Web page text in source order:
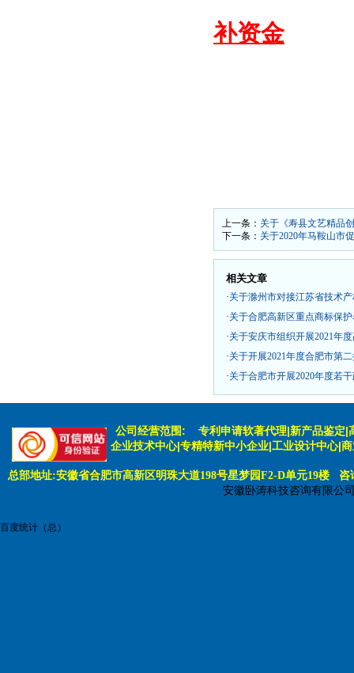
补资金
上一条： 关于《寿县文艺精品
下一条： 关于2020年马鞍山市
相关文章
·关于滁州市对接江苏省技术
·关于合肥高新区重点商标保
·关于安庆市组织开展2021年
·关于开展2021年度合肥市第
·关于合肥市开展2020年度若
公司经营范围:
专利申请软著代理|新产品鉴定|
企业技术中心|专精特新中小企业|工业设计中心|
总部地址:安徽省合肥市高新区明珠大道198号星梦园F2-D单元19楼 咨
安徽卧涛科技咨询有限公
百度统计（总）